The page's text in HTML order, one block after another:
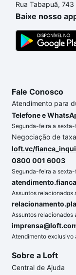
processo de
custa comprar
gente para
segurança e
Rua Tabapuã,
Baixe nosso
Fale Conosco
Atendimento para
Telefone e
Segunda-feira a
Negociação de
loft.vc/
0800 001 6003
Segunda-feira a
Assuntos relacionados
Assuntos relacionados
Atendimento exclusivo
Sobre a Loft
Central de Ajuda